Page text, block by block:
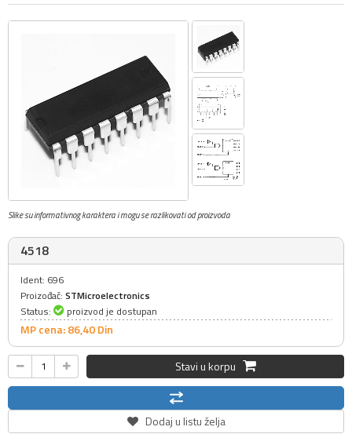
Slike su informativnog karaktera i mogu se razlikovati od proizvoda
4518
Ident: 696
Proizođač: STMicroelectronics
Status:
proizvod je dostupan
MP cena: 86,40Din
Stavi u korpu
Dodaj u listu želja